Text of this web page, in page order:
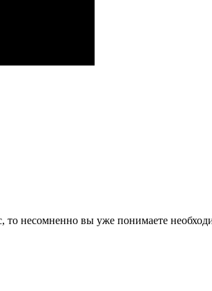
несомненно вы уже понимаете